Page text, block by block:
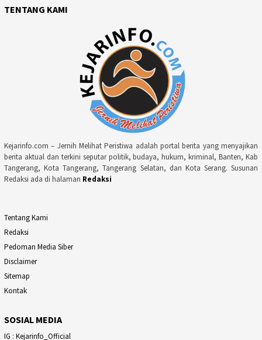
TENTANG KAMI
Kejarinfo.com – Jernih Melihat Peristiwa adalah portal berita yang menyajikan
berita aktual dan terkini seputar politik, budaya, hukum, kriminal, Banten, Kab
Tangerang, Kota Tangerang, Tangerang Selatan, dan Kota Serang. Susunan
Redaksi ada di halaman Redaksi
Tentang Kami
Redaksi
Pedoman Media Siber
Disclaimer
Sitemap
Kontak
SOSIAL MEDIA
IG : Kejarinfo_Official